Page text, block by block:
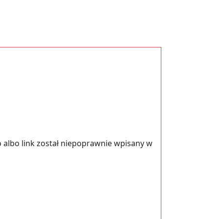
link został niepoprawnie wpisany w